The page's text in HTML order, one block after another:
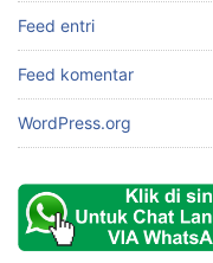
Feed entri
Feed komentar
WordPress.org